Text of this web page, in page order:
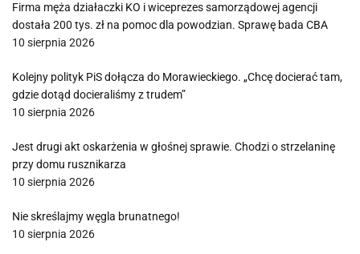
Firma męża działaczki KO i wiceprezes samorządowej agencji
dostała 200 tys. zł na pomoc dla powodzian. Sprawę bada CBA
10 sierpnia 2026
Kolejny polityk PiS dołącza do Morawieckiego. „Chcę docierać tam,
gdzie dotąd docieraliśmy z trudem”
10 sierpnia 2026
Jest drugi akt oskarżenia w głośnej sprawie. Chodzi o strzelaninę
przy domu rusznikarza
10 sierpnia 2026
Nie skreślajmy węgla brunatnego!
10 sierpnia 2026